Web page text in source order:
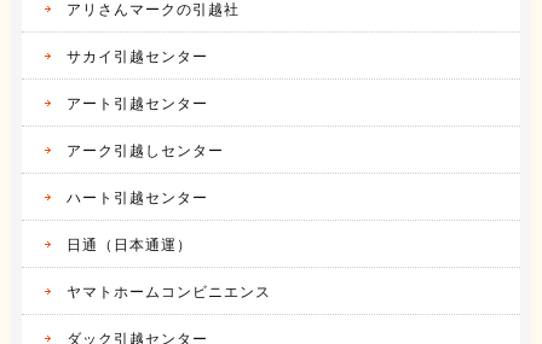
アリさんマークの引越社
サカイ引越センター
アート引越センター
アーク引越しセンター
ハート引越センター
日通（日本通運）
ヤマトホームコンビニエンス
ダック引越センター